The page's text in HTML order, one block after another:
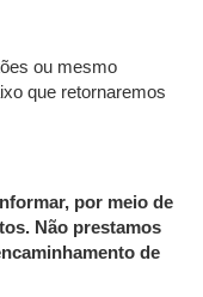
ou mesmo
que retornaremos
por meio de
Não prestamos
de